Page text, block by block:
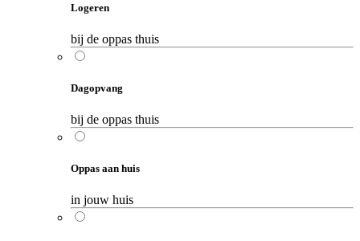
Logeren
bij de oppas thuis
Dagopvang
bij de oppas thuis
Oppas aan huis
in jouw huis